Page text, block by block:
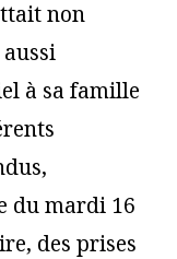
non
à sa famille
du mardi 16
des prises